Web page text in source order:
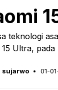
teknologi
15 Ultra,
sujarwo 01-